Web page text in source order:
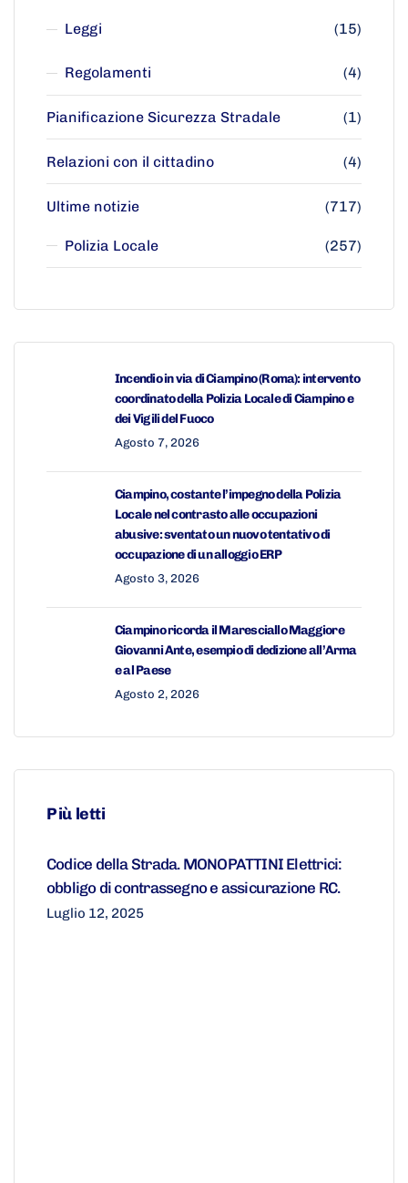
Leggi (15)
Regolamenti (4)
Pianificazione Sicurezza Stradale (1)
Relazioni con il cittadino (4)
Ultime notizie (717)
Polizia Locale (257)
Incendio in via di Ciampino (Roma): intervento
coordinato della Polizia Locale di Ciampino e
dei Vigili del Fuoco
Agosto 7, 2026
Ciampino, costante l’impegno della Polizia
Locale nel contrasto alle occupazioni
abusive: sventato un nuovo tentativo di
occupazione di un alloggio ERP
Agosto 3, 2026
Ciampino ricorda il Maresciallo Maggiore
Giovanni Ante, esempio di dedizione all’Arma
e al Paese
Agosto 2, 2026
Più letti
Codice della Strada. MONOPATTINI Elettrici:
obbligo di contrassegno e assicurazione RC.
Luglio 12, 2025